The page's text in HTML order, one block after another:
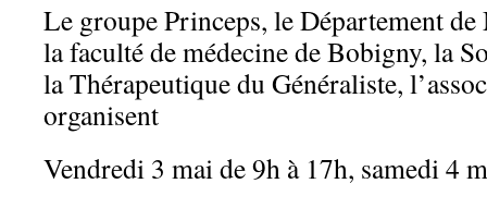
Le groupe Princeps, le Département de
la faculté de médecine de Bobigny, la
la Thérapeutique du Généraliste,
organisent
Vendredi 3 mai de 9h à 17h, samedi 4